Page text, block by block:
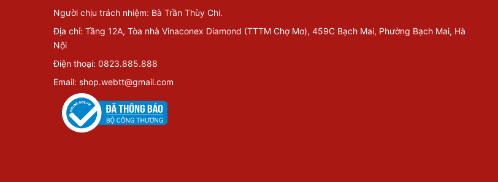
Người chịu trách nhiệm: Bà Trần Thùy Chi.
Địa chỉ: Tầng 12A, Tòa nhà Vinaconex Diamond (TTTM Chợ Mơ), 459C Bạch Mai, Phường Bạch Mai, Hà
Nội
Điện thoại: 0823.885.888
Email: shop.webtt@gmail.com